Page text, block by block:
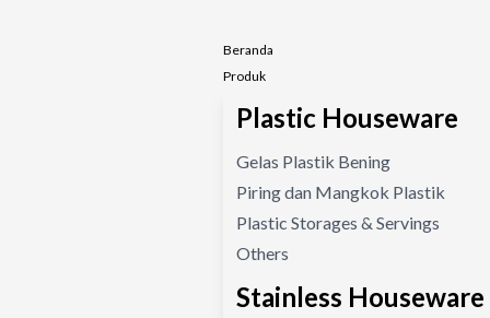
Beranda
Produk
Plastic Houseware
Gelas Plastik Bening
Piring dan Mangkok Plastik
Plastic Storages & Servings
Others
Stainless Houseware